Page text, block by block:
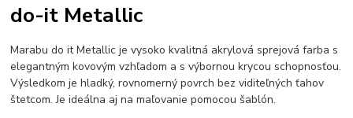
do-it Metallic
Marabu do it Metallic je vysoko kvalitná akrylová sprejová farba s
elegantným kovovým vzhľadom a s výbornou krycou schopnosťou.
Výsledkom je hladký, rovnomerný povrch bez viditeľných ťahov
štetcom. Je ideálna aj na maľovanie pomocou šablón.